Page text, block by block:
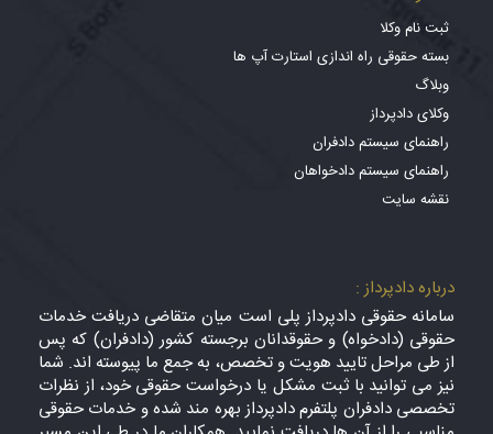
ثبت نام وکلا
بسته حقوقی راه اندازی استارت آپ ها
وبلاگ
وکلای دادپرداز
راهنمای سیستم دادفران
راهنمای سیستم دادخواهان
نقشه سایت
درباره دادپرداز :
سامانه حقوقی دادپرداز پلی است میان متقاضی دریافت خدمات
حقوقی (دادخواه) و حقوقدانان برجسته کشور (دادفران) که پس
از طی مراحل تایید هویت و تخصص، به جمع ما پیوسته اند. شما
نیز می توانید با ثبت مشکل یا درخواست حقوقی خود، از نظرات
تخصصی دادفران پلتفرم دادپرداز بهره مند شده و خدمات حقوقی